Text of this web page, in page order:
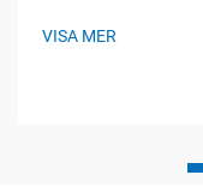
VISA MER